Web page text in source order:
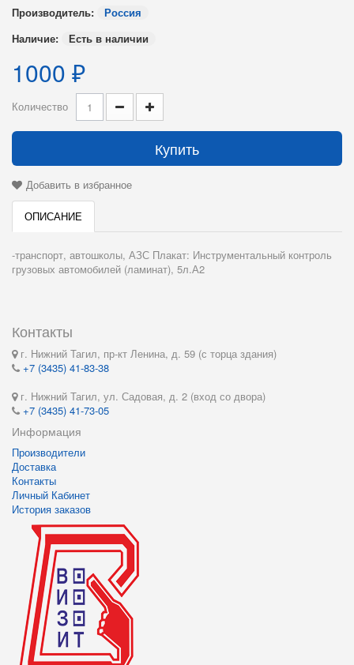
Производитель:
Россия
Наличие:
Есть в наличии
1000 ₽
Количество
Купить
Добавить в избранное
ОПИСАНИЕ
-транспорт, автошколы, АЗС Плакат: Инструментальный контроль
грузовых автомобилей (ламинат), 5л.А2
Контакты
г. Нижний Тагил, пр-кт Ленина, д. 59 (с торца здания)
+7 (3435) 41-83-38
г. Нижний Тагил, ул. Садовая, д. 2 (вход со двора)
+7 (3435) 41-73-05
Информация
Производители
Доставка
Контакты
Личный Кабинет
История заказов